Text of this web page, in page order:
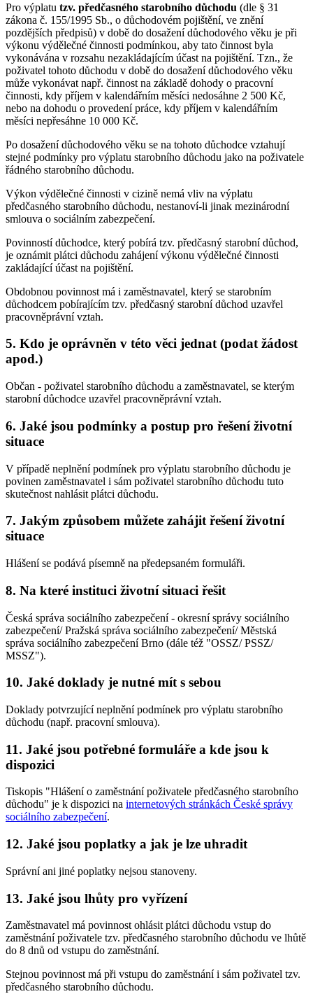
Pro výplatu tzv. předčasného starobního důchodu (dle § 31
zákona č. 155/1995 Sb., o důchodovém pojištění, ve znění
pozdějších předpisů) v době do dosažení důchodového věku je při
výkonu výdělečné činnosti podmínkou, aby tato činnost byla
vykonávána v rozsahu nezakládajícím účast na pojištění. Tzn., že
poživatel tohoto důchodu v době do dosažení důchodového věku
může vykonávat např. činnost na základě dohody o pracovní
činnosti, kdy příjem v kalendářním měsíci nedosáhne 2 500 Kč,
nebo na dohodu o provedení práce, kdy příjem v kalendářním
měsíci nepřesáhne 10 000 Kč.
Po dosažení důchodového věku se na tohoto důchodce vztahují
stejné podmínky pro výplatu starobního důchodu jako na poživatele
řádného starobního důchodu.
Výkon výdělečné činnosti v cizině nemá vliv na výplatu
předčasného starobního důchodu, nestanoví-li jinak mezinárodní
smlouva o sociálním zabezpečení.
Povinností důchodce, který pobírá tzv. předčasný starobní důchod,
je oznámit plátci důchodu zahájení výkonu výdělečné činnosti
zakládající účast na pojištění.
Obdobnou povinnost má i zaměstnavatel, který se starobním
důchodcem pobírajícím tzv. předčasný starobní důchod uzavřel
pracovněprávní vztah.
5. Kdo je oprávněn v této věci jednat (podat žádost
apod.)
Občan - poživatel starobního důchodu a zaměstnavatel, se kterým
starobní důchodce uzavřel pracovněprávní vztah.
6. Jaké jsou podmínky a postup pro řešení životní
situace
V případě neplnění podmínek pro výplatu starobního důchodu je
povinen zaměstnavatel i sám poživatel starobního důchodu tuto
skutečnost nahlásit plátci důchodu.
7. Jakým způsobem můžete zahájit řešení životní
situace
Hlášení se podává písemně na předepsaném formuláři.
8. Na které instituci životní situaci řešit
Česká správa sociálního zabezpečení - okresní správy sociálního
zabezpečení/ Pražská správa sociálního zabezpečení/ Městská
správa sociálního zabezpečení Brno (dále též "OSSZ/ PSSZ/
MSSZ").
10. Jaké doklady je nutné mít s sebou
Doklady potvrzující neplnění podmínek pro výplatu starobního
důchodu (např. pracovní smlouva).
11. Jaké jsou potřebné formuláře a kde jsou k
dispozici
Tiskopis "Hlášení o zaměstnání poživatele předčasného starobního
důchodu" je k dispozici na internetových stránkách České správy
sociálního zabezpečení.
12. Jaké jsou poplatky a jak je lze uhradit
Správní ani jiné poplatky nejsou stanoveny.
13. Jaké jsou lhůty pro vyřízení
Zaměstnavatel má povinnost ohlásit plátci důchodu vstup do
zaměstnání poživatele tzv. předčasného starobního důchodu ve lhůtě
do 8 dnů od vstupu do zaměstnání.
Stejnou povinnost má při vstupu do zaměstnání i sám poživatel tzv.
předčasného starobního důchodu.